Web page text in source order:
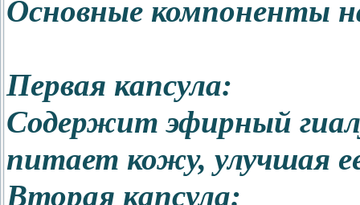
Основные компоненты
Первая капсула:
Содержит эфирный
питает кожу, улучшая
Вторая капсула: